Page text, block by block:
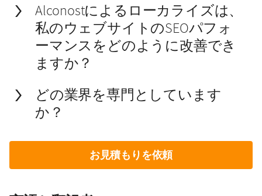
Alconostによるローカライズは、
私のウェブサイトのSEOパフォ
ーマンスをどのように改善でき
ますか？
どの業界を専門としています
か？
お見積もりを依頼